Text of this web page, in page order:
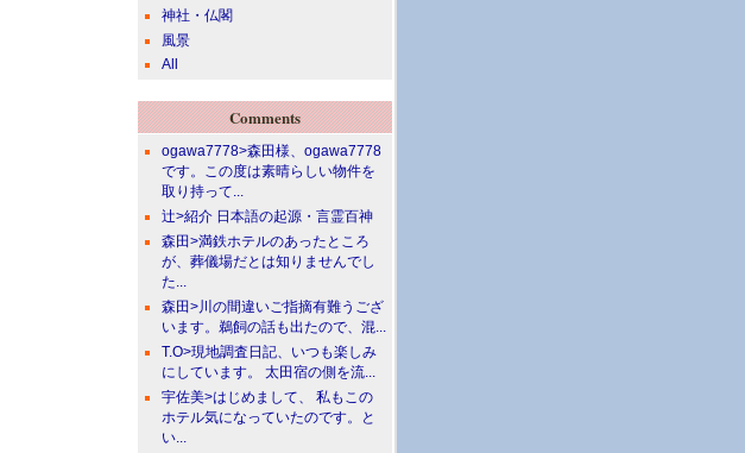
神社・仏閣
風景
All
Comments
ogawa7778>森田様、ogawa7778
です。この度は素晴らしい物件を
取り持って...
辻>紹介 日本語の起源・言霊百神
森田>満鉄ホテルのあったところ
が、葬儀場だとは知りませんでし
た...
森田>川の間違いご指摘有難うござ
います。鵜飼の話も出たので、混...
T.O>現地調査日記、いつも楽しみ
にしています。 太田宿の側を流...
宇佐美>はじめまして、 私もこの
ホテル気になっていたのです。と
い...